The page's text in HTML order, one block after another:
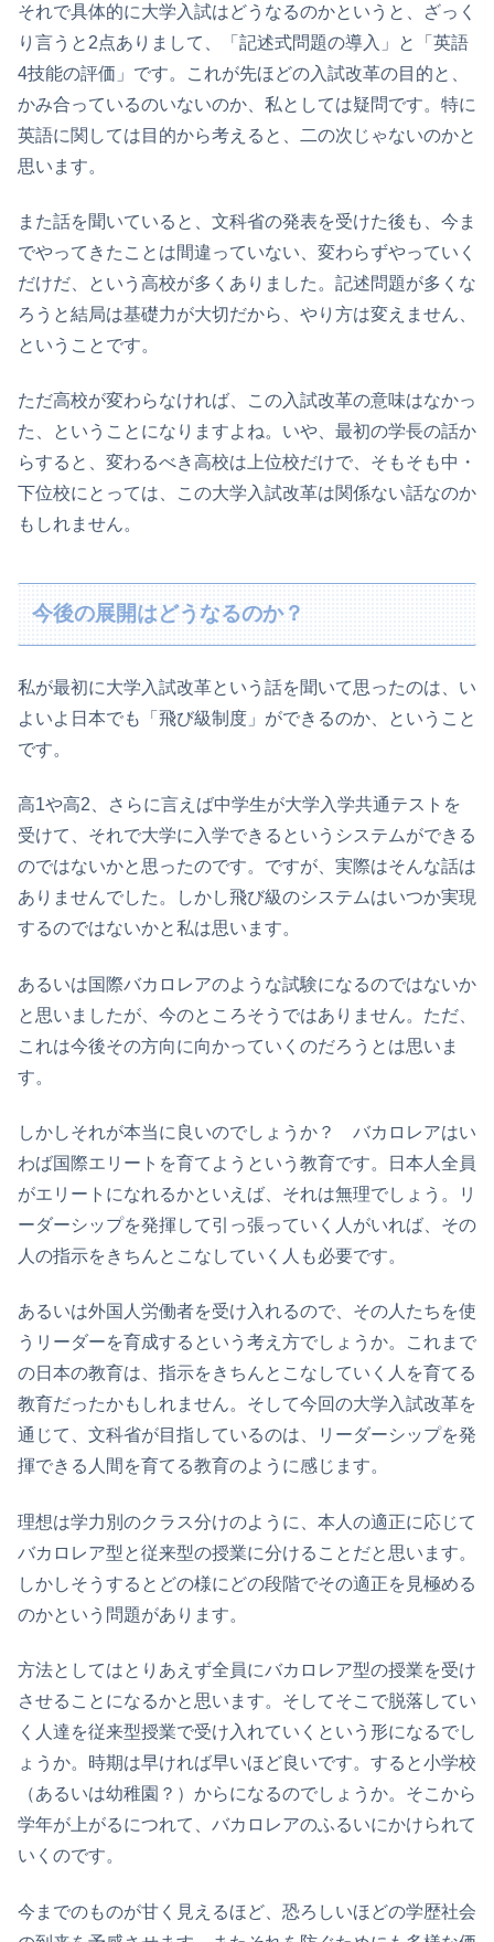
それで具体的に大学入試はどうなるのかというと、ざっく
り言うと2点ありまして、「記述式問題の導入」と「英語
4技能の評価」です。これが先ほどの入試改革の目的と、
かみ合っているのいないのか、私としては疑問です。特に
英語に関しては目的から考えると、二の次じゃないのかと
思います。
また話を聞いていると、文科省の発表を受けた後も、今ま
でやってきたことは間違っていない、変わらずやっていく
だけだ、という高校が多くありました。記述問題が多くな
ろうと結局は基礎力が大切だから、やり方は変えません、
ということです。
ただ高校が変わらなければ、この入試改革の意味はなかっ
た、ということになりますよね。いや、最初の学長の話か
らすると、変わるべき高校は上位校だけで、そもそも中・
下位校にとっては、この大学入試改革は関係ない話なのか
もしれません。
今後の展開はどうなるのか？
私が最初に大学入試改革という話を聞いて思ったのは、い
よいよ日本でも「飛び級制度」ができるのか、ということ
です。
高1や高2、さらに言えば中学生が大学入学共通テストを
受けて、それで大学に入学できるというシステムができる
のではないかと思ったのです。ですが、実際はそんな話は
ありませんでした。しかし飛び級のシステムはいつか実現
するのではないかと私は思います。
あるいは国際バカロレアのような試験になるのではないか
と思いましたが、今のところそうではありません。ただ、
これは今後その方向に向かっていくのだろうとは思いま
す。
しかしそれが本当に良いのでしょうか？ バカロレアはい
わば国際エリートを育てようという教育です。日本人全員
がエリートになれるかといえば、それは無理でしょう。リ
ーダーシップを発揮して引っ張っていく人がいれば、その
人の指示をきちんとこなしていく人も必要です。
あるいは外国人労働者を受け入れるので、その人たちを使
うリーダーを育成するという考え方でしょうか。これまで
の日本の教育は、指示をきちんとこなしていく人を育てる
教育だったかもしれません。そして今回の大学入試改革を
通じて、文科省が目指しているのは、リーダーシップを発
揮できる人間を育てる教育のように感じます。
理想は学力別のクラス分けのように、本人の適正に応じて
バカロレア型と従来型の授業に分けることだと思います。
しかしそうするとどの様にどの段階でその適正を見極める
のかという問題があります。
方法としてはとりあえず全員にバカロレア型の授業を受け
させることになるかと思います。そしてそこで脱落してい
く人達を従来型授業で受け入れていくという形になるでし
ょうか。時期は早ければ早いほど良いです。すると小学校
（あるいは幼稚園？）からになるのでしょうか。そこから
学年が上がるにつれて、バカロレアのふるいにかけられて
いくのです。
今までのものが甘く見えるほど、恐ろしいほどの学歴社会